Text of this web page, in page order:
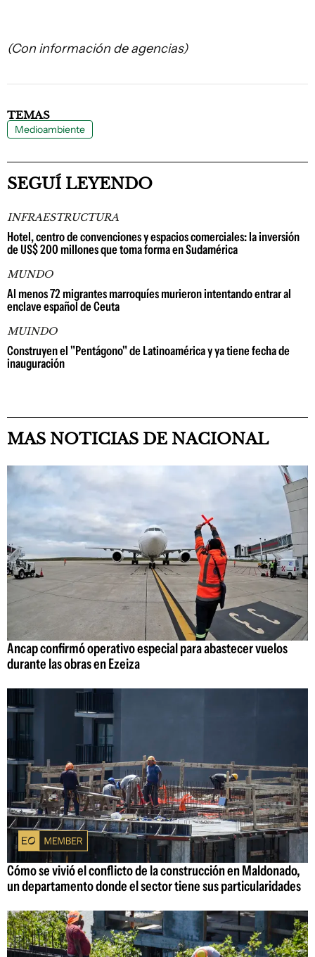
(Con información de agencias)
TEMAS
Medioambiente
SEGUÍ LEYENDO
INFRAESTRUCTURA
Hotel, centro de convenciones y espacios comerciales: la inversión
de US$ 200 millones que toma forma en Sudamérica
MUNDO
Al menos 72 migrantes marroquíes murieron intentando entrar al
enclave español de Ceuta
MUINDO
Construyen el "Pentágono" de Latinoamérica y ya tiene fecha de
inauguración
MAS NOTICIAS DE NACIONAL
Ancap confirmó operativo especial para abastecer vuelos
durante las obras en Ezeiza
Cómo se vivió el conflicto de la construcción en Maldonado,
un departamento donde el sector tiene sus particularidades